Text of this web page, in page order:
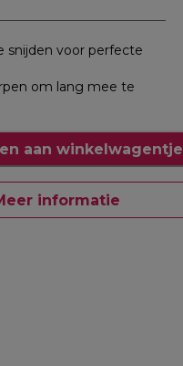
snijden voor perfecte
om lang mee te
aan winkelwagentje
informatie